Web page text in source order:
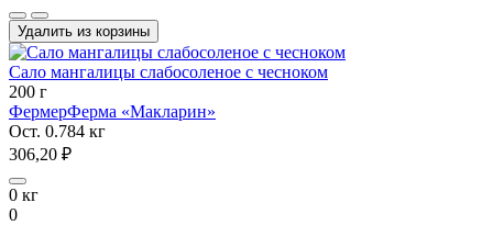
Удалить из корзины
Сало мангалицы слабосоленое с чесноком
200 г
ФермерФерма «Макларин»
Ост. 0.784 кг
306,20 ₽
0 кг
0